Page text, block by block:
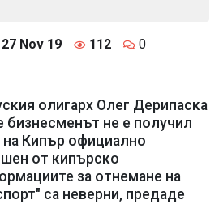
Nov 19 112 0
олигарх Олег Дерипаска
не е получил
Кипър официално
от кипърско
за отнемане на
са неверни, предаде